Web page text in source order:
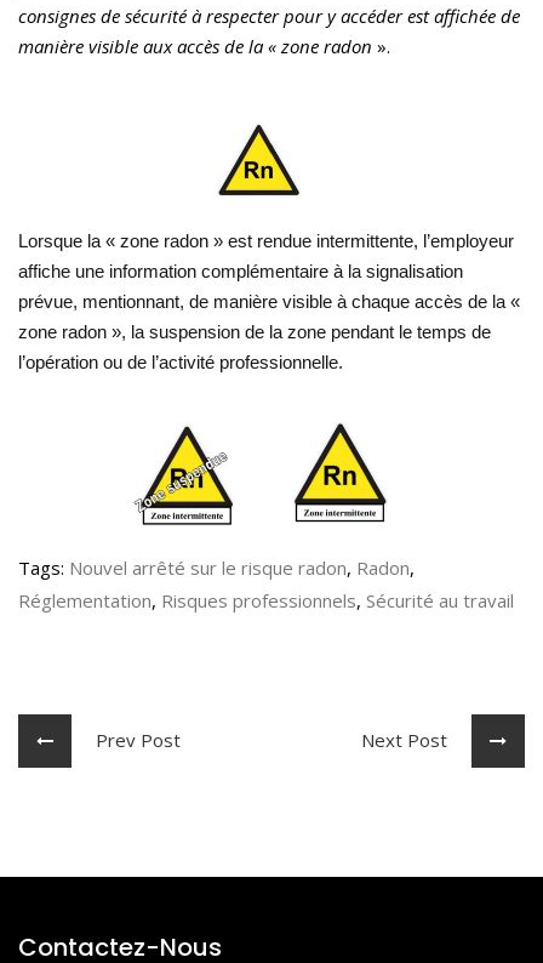
consignes de sécurité à respecter pour y accéder est affichée de
manière visible aux accès de la « zone radon ».
Lorsque la « zone radon » est rendue intermittente, l’employeur
affiche une information complémentaire à la signalisation
prévue, mentionnant, de manière visible à chaque accès de la «
zone radon », la suspension de la zone pendant le temps de
l’opération ou de l’activité professionnelle.
Tags: Nouvel arrêté sur le risque radon, Radon,
Réglementation, Risques professionnels, Sécurité au travail
Prev Post Next Post
Contactez-Nous